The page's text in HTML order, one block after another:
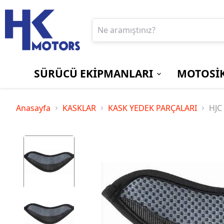
SÜRÜCÜ EKİPMANLARI
BOT ve ÇİZMELER PANTOLONLAR
SÜRÜCÜ
ÇANTALARI
EKRAN/GÖSTERGE
MOTOSİKLET
Aprilia Bajaj
Suzuki
Anasayfa KASKLAR KASK YEDEK PARÇALARI